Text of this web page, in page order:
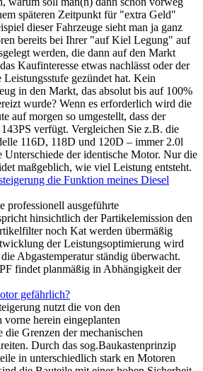
späteren Zeitpunkt für "extra Geld"
dieser Fahrzeuge sieht man ja ganz
bereits bei Ihrer "auf Kiel Legung" auf
werden, die dann auf den Markt
Kaufinteresse etwas nachlässt oder der
gezündet hat. Kein
in den Markt, das absolut bis auf 100%
wurde? Wenn es erforderlich wird die
auf morgen so umgestellt, dass der
verfügt. Vergleichen Sie z.B. die
116D, 118D und 120D – immer 2.0l
der identische Motor. Nur die
maßgeblich, wie viel Leistung entsteht.
die Funktion meines Diesel
professionell ausgeführte
hinsichtlich der Partikelemission den
noch Kat werden übermäßig
der Leistungsoptimierung wird
Abgastemperatur ständig überwacht.
findet planmäßig in Abhängigkeit der
gefährlich?
nutzt die von den
herein eingeplanten
die Grenzen der mechanischen
Durch das sog.Baukastenprinzip
in unterschiedlich stark en Motoren